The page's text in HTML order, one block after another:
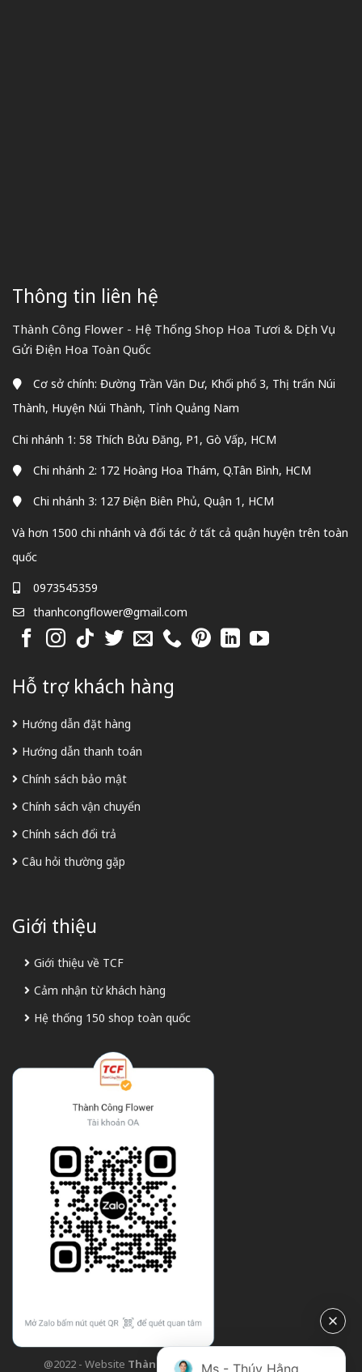
Thông tin liên hệ
Thành Công Flower - Hệ Thống Shop Hoa Tươi & Dịch Vụ
Gửi Điện Hoa Toàn Quốc
Cơ sở chính: Đường Trần Văn Dư, Khối phố 3, Thị trấn Núi
Thành, Huyện Núi Thành, Tỉnh Quảng Nam
Chi nhánh 1: 58 Thích Bửu Đăng, P1, Gò Vấp, HCM
Chi nhánh 2: 172 Hoàng Hoa Thám, Q.Tân Bình, HCM
Chi nhánh 3: 127 Điện Biên Phủ, Quận 1, HCM
Và hơn 1500 chi nhánh và đối tác ở tất cả quận huyện trên toàn
quốc
0973545359
thanhcongflower@gmail.com
Hỗ trợ khách hàng
Hướng dẫn đặt hàng
Hướng dẫn thanh toán
Chính sách bảo mật
Chính sách vận chuyển
Chính sách đổi trả
Câu hỏi thường gặp
Giới thiệu
Giới thiệu về TCF
Cảm nhận từ khách hàng
Hệ thống 150 shop toàn quốc
@2022 - Website Thành Công Flower| Design bởi
Ms - Thúy Hằng